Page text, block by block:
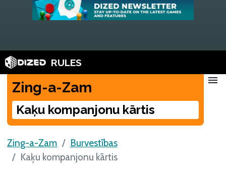
RULES
Zing-a-Zam
Kaķu kompanjonu kārtis
menu
Zing-a-Zam
Burvestības
Kaķu kompanjonu kārtis